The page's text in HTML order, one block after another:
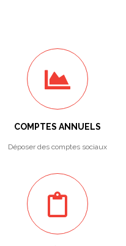
COMPTES ANNUELS
Déposer des comptes sociaux